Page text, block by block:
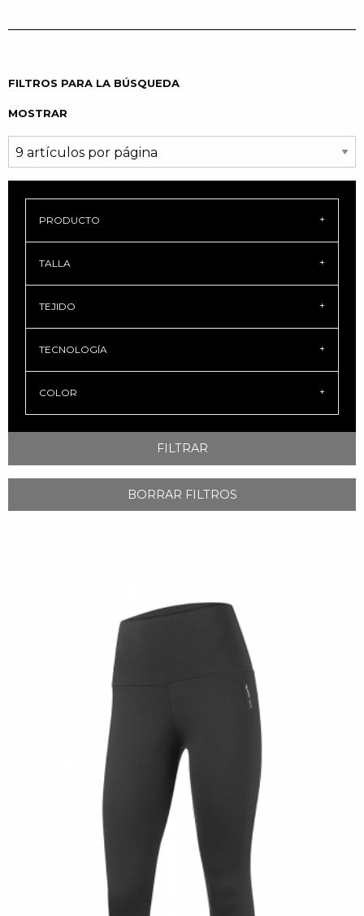
CONTACTO
FILTROS PARA LA BÚSQUEDA
MOSTRAR
PRODUCTO
TALLA
TEJIDO
TECNOLOGÍA
COLOR
FILTRAR
BORRAR FILTROS